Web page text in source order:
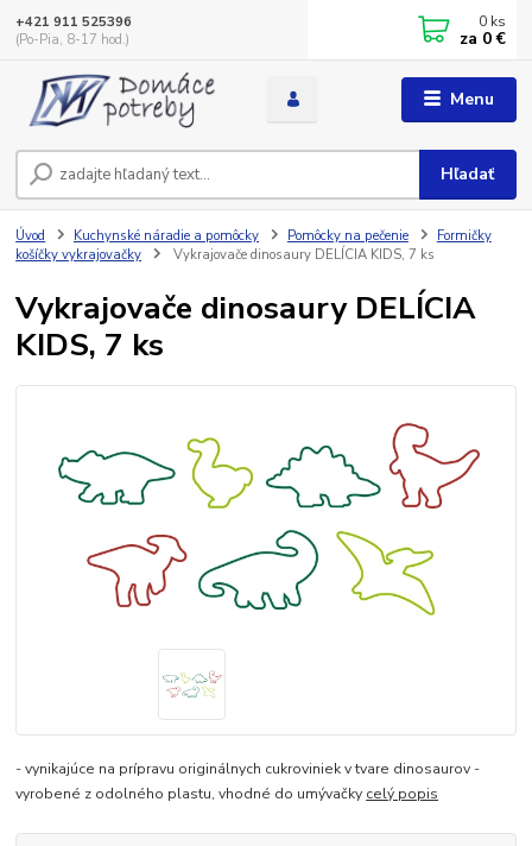
Menu
Hľadať
+421 911 525396
(Po-Pia, 8-17 hod.)
0 ks
za 0 €
Úvod Kuchynské náradie a pomôcky Pomôcky na pečenie
Formičky
košíčky vykrajovačky
Vykrajovače dinosaury DELÍCIA KIDS, 7 ks
Vykrajovače dinosaury DELÍCIA
KIDS, 7 ks
- vynikajúce na prípravu originálnych cukroviniek v tvare dinosaurov -
vyrobené z odolného plastu, vhodné do umývačky celý popis